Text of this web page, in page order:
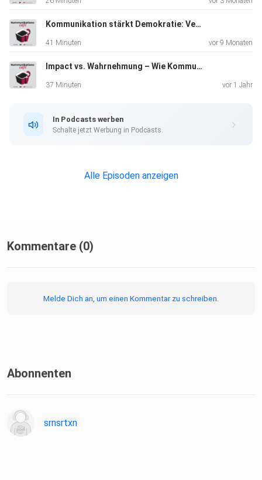
Kommunikation stärkt Demokratie: Verantwortung zwischen PR und Journalismus
41 Minuten vor 9 Monaten
Impact vs. Wahrnehmung – Wie Kommunikation wirklich wirkt
37 Minuten vor 1 Jahr
In Podcasts werben
Schalte jetzt Werbung in Podcasts.
Alle Episoden anzeigen
Kommentare (0)
Melde Dich an, um einen Kommentar zu schreiben.
Abonnenten
srnsrtxn